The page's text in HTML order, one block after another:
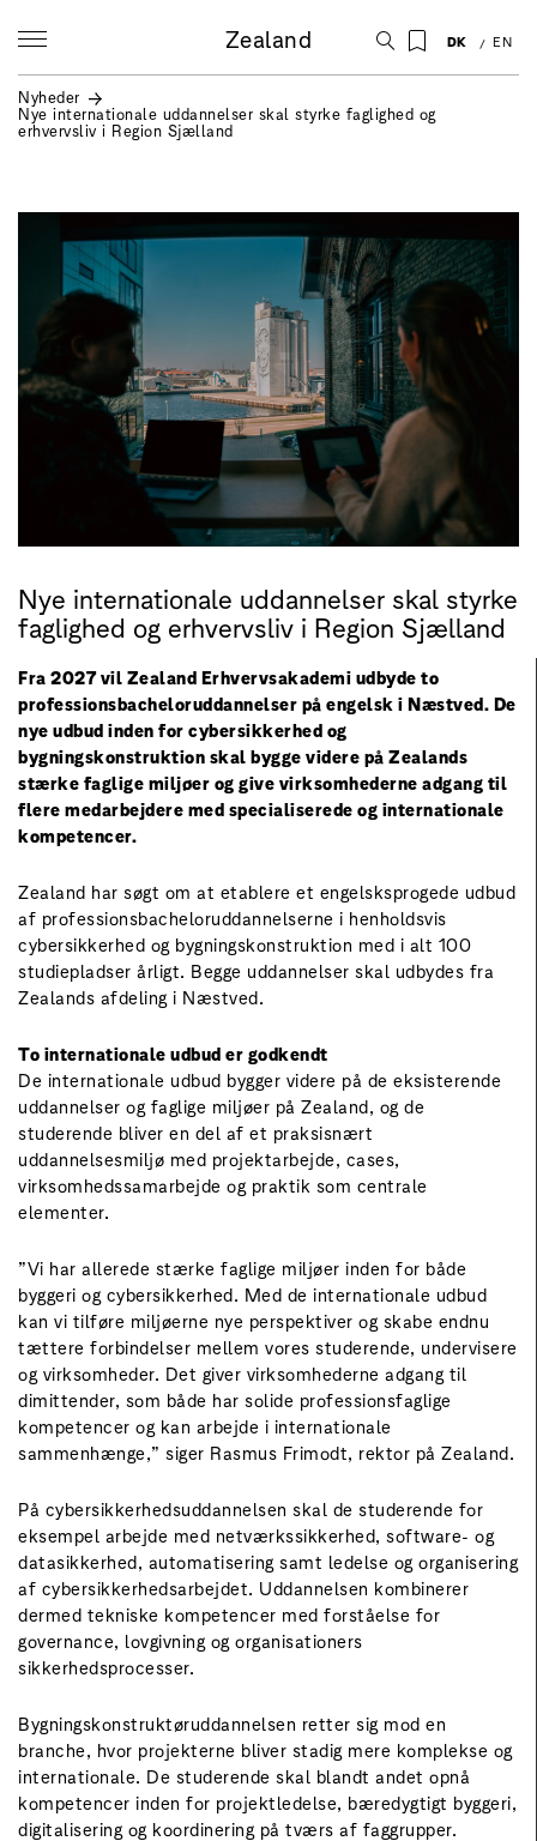
Zealand DK EN
Nyheder
Nye internationale uddannelser skal styrke faglighed og
erhvervsliv i Region Sjælland
Nye internationale uddannelser skal styrke
faglighed og erhvervsliv i Region Sjælland
Fra 2027 vil Zealand Erhvervsakademi udbyde to
professionsbacheloruddannelser på engelsk i Næstved. De
nye udbud inden for cybersikkerhed og
bygningskonstruktion skal bygge videre på Zealands
stærke faglige miljøer og give virksomhederne adgang til
flere medarbejdere med specialiserede og internationale
kompetencer.
Zealand har søgt om at etablere et engelsksprogede udbud
af professionsbacheloruddannelserne i henholdsvis
cybersikkerhed og bygningskonstruktion med i alt 100
studiepladser årligt. Begge uddannelser skal udbydes fra
Zealands afdeling i Næstved.
To internationale udbud er godkendt
De internationale udbud bygger videre på de eksisterende
uddannelser og faglige miljøer på Zealand, og de
studerende bliver en del af et praksisnært
uddannelsesmiljø med projektarbejde, cases,
virksomhedssamarbejde og praktik som centrale
elementer.
”Vi har allerede stærke faglige miljøer inden for både
byggeri og cybersikkerhed. Med de internationale udbud
kan vi tilføre miljøerne nye perspektiver og skabe endnu
tættere forbindelser mellem vores studerende, undervisere
og virksomheder. Det giver virksomhederne adgang til
dimittender, som både har solide professionsfaglige
kompetencer og kan arbejde i internationale
sammenhænge,” siger Rasmus Frimodt, rektor på Zealand.
På cybersikkerhedsuddannelsen skal de studerende for
eksempel arbejde med netværkssikkerhed, software- og
datasikkerhed, automatisering samt ledelse og organisering
af cybersikkerhedsarbejdet. Uddannelsen kombinerer
dermed tekniske kompetencer med forståelse for
governance, lovgivning og organisationers
sikkerhedsprocesser.
Bygningskonstruktøruddannelsen retter sig mod en
branche, hvor projekterne bliver stadig mere komplekse og
internationale. De studerende skal blandt andet opnå
kompetencer inden for projektledelse, bæredygtigt byggeri,
digitalisering og koordinering på tværs af faggrupper.